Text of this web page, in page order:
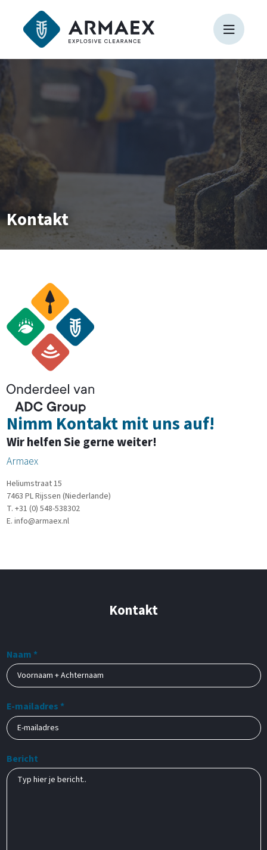
Kontakt
Nimm Kontakt mit uns auf!
Wir helfen Sie gerne weiter!
Armaex
Heliumstraat 15
7463 PL Rijssen (Niederlande)
T. +31 (0) 548-538302
E. info@armaex.nl
Kontakt
Naam *
E-mailadres *
Bericht